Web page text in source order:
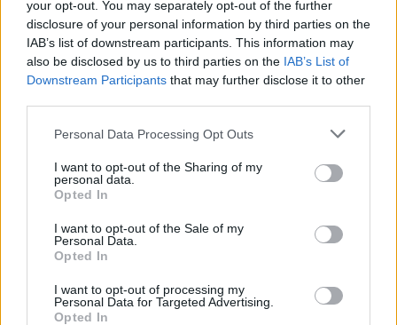
your opt-out. You may separately opt-out of the further
disclosure of your personal information by third parties on the
IAB’s list of downstream participants. This information may
also be disclosed by us to third parties on the IAB’s List of
Downstream Participants that may further disclose it to other
Personal Data Processing Opt Outs
I want to opt-out of the Sharing of my
personal data.
Opted In
I want to opt-out of the Sale of my
Personal Data.
Opted In
I want to opt-out of processing my
Personal Data for Targeted Advertising.
Opted In
Και ξέρετε τι είναι αυτό που πάντα μου έκανε
εντύπωση; Ότι ο άνθρωπος που
κατηγορούνταν ως ο εγκέφαλος της 17
κάποιος συνεργός. Δεν πιάστηκε επειδή τον
έπνιξαν οι τύψεις. Δεν βοήθησε ποτέ να
αποκαλυφθεί η αλήθεια.